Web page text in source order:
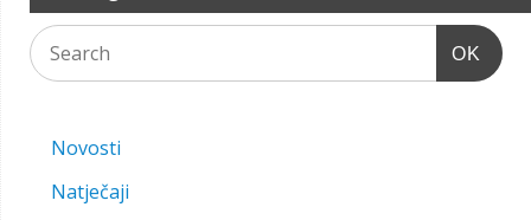
OK
Novosti
Natječaji